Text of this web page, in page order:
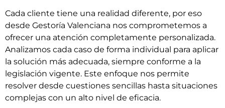
Cada cliente tiene una realidad diferente, por eso
desde Gestoría Valenciana nos comprometemos a
ofrecer una atención completamente personalizada.
Analizamos cada caso de forma individual para aplicar
la solución más adecuada, siempre conforme a la
legislación vigente. Este enfoque nos permite
resolver desde cuestiones sencillas hasta situaciones
complejas con un alto nivel de eficacia.